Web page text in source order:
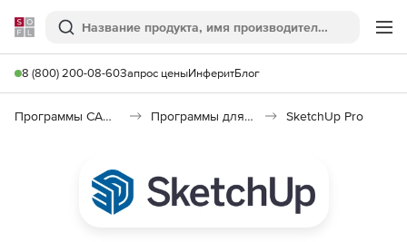
Softline
Поиск
8 (800) 200-08-60Запрос ценыИнферитБлог
Программы САПР и ГИС Программы для дизайна, визуализации и анимации SketchUp Pro